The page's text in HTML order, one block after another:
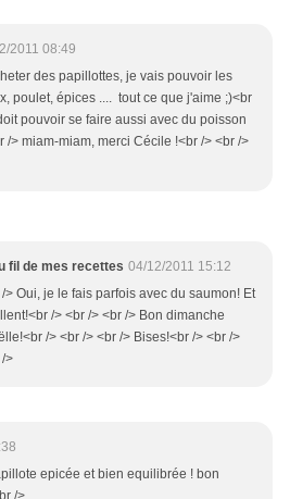
2011 08:49
des papillottes, je vais pouvoir les
poulet, épices .... tout ce que j'aime ;)<br
pouvoir se faire aussi avec du poisson
/> miam-miam, merci Cécile !<br /> <br />
fil de mes recettes 04/12/2011 15:12
> Oui, je le fais parfois avec du saumon! Et
/> <br /> <br /> Bon dimanche
/> <br /> <br /> Bises!<br /> <br />
>
epicée et bien equilibrée ! bon
/>